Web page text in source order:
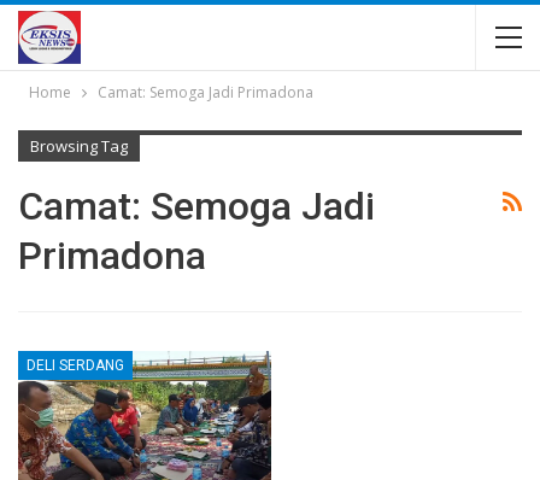
Home Camat: Semoga Jadi Primadona
Browsing Tag
Camat: Semoga Jadi
Primadona
DELI SERDANG